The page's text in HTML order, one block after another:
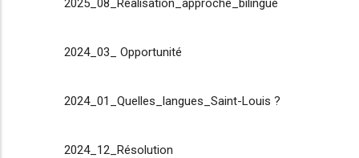
2025_08_Réalisation_approche_bilingue
2024_03_ Opportunité
2024_01_Quelles_langues_Saint-Louis ?
2024_12_Résolution